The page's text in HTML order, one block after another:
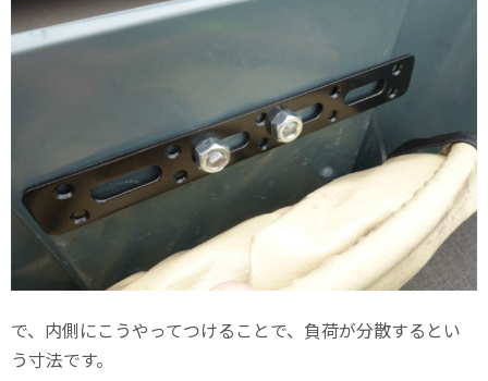
で、内側にこうやってつけることで、負荷が分散するとい
う寸法です。